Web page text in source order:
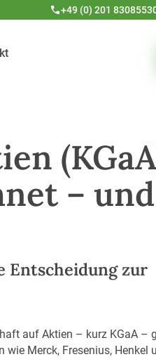
+49 (0) 201
–
Entscheidung zur
auf Aktien – kurz KGaA –
Merck, Fresenius, Henkel